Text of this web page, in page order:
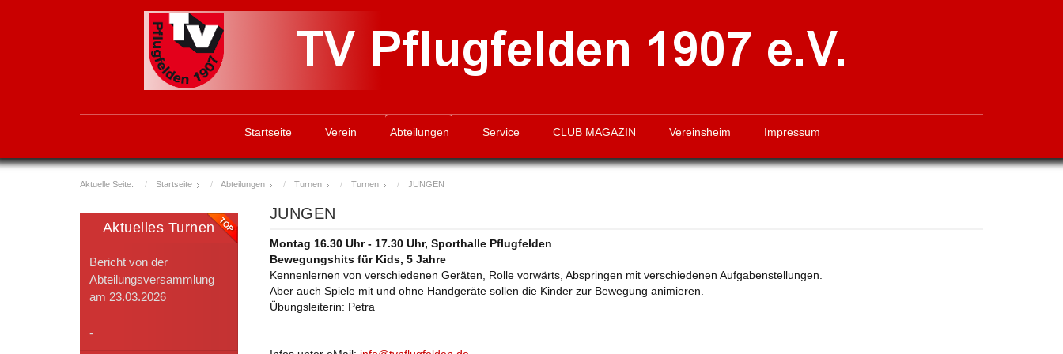
Startseite Verein Abteilungen Service CLUB MAGAZIN Vereinsheim Impressum
Aktuelle Seite: Startseite Abteilungen Turnen Turnen JUNGEN
Aktuelles Turnen
Bericht von der
Abteilungsversammlung
am 23.03.2026
-
JUNGEN
Montag 16.30 Uhr - 17.30 Uhr, Sporthalle Pflugfelden
Bewegungshits für Kids, 5 Jahre
Kennenlernen von verschiedenen Geräten, Rolle vorwärts, Abspringen mit verschiedenen Aufgabenstellungen.
Aber auch Spiele mit und ohne Handgeräte sollen die Kinder zur Bewegung animieren.
Übungsleiterin: Petra